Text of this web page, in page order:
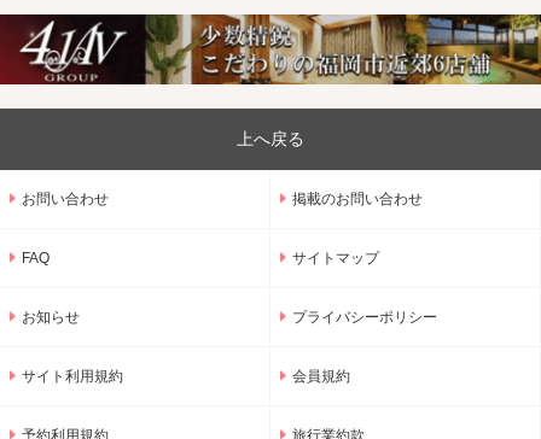
上へ戻る
お問い合わせ 掲載のお問い合わせ
FAQ サイトマップ
お知らせ プライバシーポリシー
サイト利用規約 会員規約
予約利用規約 旅行業約款